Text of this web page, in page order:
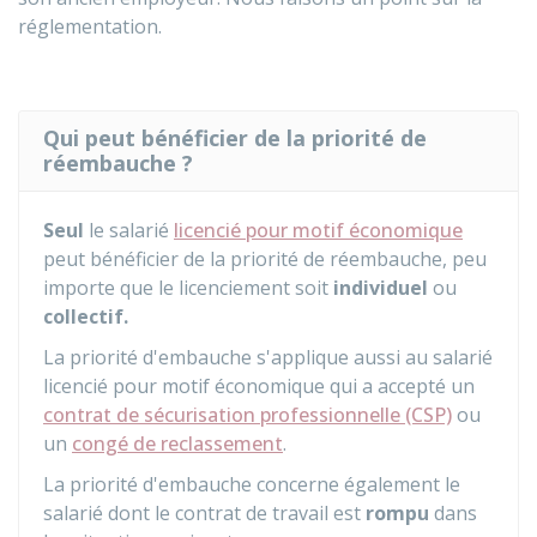
réglementation.
Qui peut bénéficier de la priorité de
réembauche ?
Seul le salarié licencié pour motif économique
peut bénéficier de la priorité de réembauche, peu
importe que le licenciement soit individuel ou
collectif.
La priorité d'embauche s'applique aussi au salarié
licencié pour motif économique qui a accepté un
contrat de sécurisation professionnelle (CSP)ou
un congé de reclassement.
La priorité d'embauche concerne également le
salarié dont le contrat de travail est rompu dans